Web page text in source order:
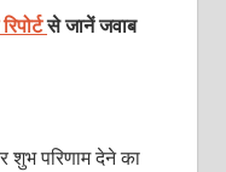
से जानें जवाब
परिणाम देने का